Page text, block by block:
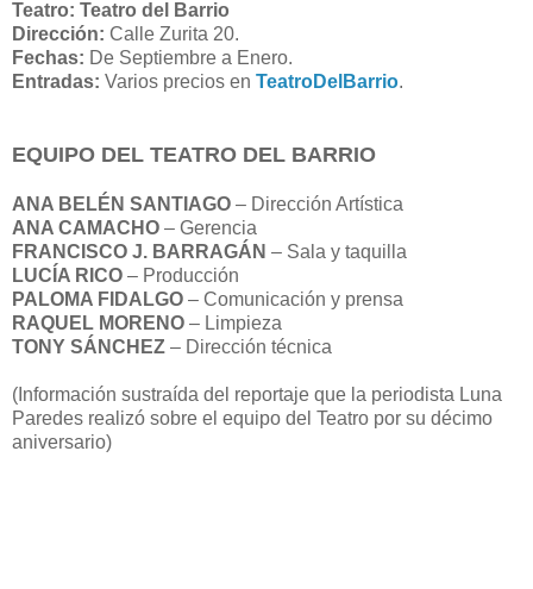
Teatro: Teatro del Barrio
Dirección: Calle Zurita 20.
Fechas: De Septiembre a Enero.
Entradas: Varios precios en TeatroDelBarrio.
EQUIPO DEL TEATRO DEL BARRIO
ANA BELÉN SANTIAGO – Dirección Artística
ANA CAMACHO – Gerencia
FRANCISCO J. BARRAGÁN – Sala y taquilla
LUCÍA RICO – Producción
PALOMA FIDALGO – Comunicación y prensa
RAQUEL MORENO – Limpieza
TONY SÁNCHEZ – Dirección técnica
(Información sustraída del reportaje que la periodista Luna
Paredes realizó sobre el equipo del Teatro por su décimo
aniversario)